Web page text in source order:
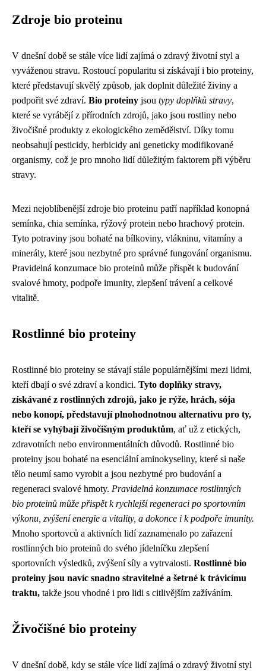
Zdroje bio proteinu
V dnešní době se stále více lidí zajímá o zdravý životní styl a
vyváženou stravu. Rostoucí popularitu si získávají i bio proteiny,
které představují skvělý způsob, jak doplnit důležité živiny a
podpořit své zdraví. Bio proteiny jsou typy doplňků stravy,
které se vyrábějí z přírodních zdrojů, jako jsou rostliny nebo
živočišné produkty z ekologického zemědělství. Díky tomu
neobsahují pesticidy, herbicidy ani geneticky modifikované
organismy, což je pro mnoho lidí důležitým faktorem při výběru
stravy.
Mezi nejoblíbenější zdroje bio proteinu patří například konopná
semínka, chia semínka, rýžový protein nebo hrachový protein.
Tyto potraviny jsou bohaté na bílkoviny, vlákninu, vitamíny a
minerály, které jsou nezbytné pro správné fungování organismu.
Pravidelná konzumace bio proteinů může přispět k budování
svalové hmoty, podpoře imunity, zlepšení trávení a celkové
vitalitě.
Rostlinné bio proteiny
Rostlinné bio proteiny se stávají stále populárnějšími mezi lidmi,
kteří dbají o své zdraví a kondici. Tyto doplňky stravy,
získávané z rostlinných zdrojů, jako je rýže, hrách, sója
nebo konopí, představují plnohodnotnou alternativu pro ty,
kteří se vyhýbají živočišným produktům, ať už z etických,
zdravotních nebo environmentálních důvodů. Rostlinné bio
proteiny jsou bohaté na esenciální aminokyseliny, které si naše
tělo neumí samo vyrobit a jsou nezbytné pro budování a
regeneraci svalové hmoty. Pravidelná konzumace rostlinných
bio proteinů může přispět k rychlejší regeneraci po sportovním
výkonu, zvýšení energie a vitality, a dokonce i k podpoře imunity.
Mnoho sportovců a aktivních lidí zaznamenalo po zařazení
rostlinných bio proteinů do svého jídelníčku zlepšení
sportovních výsledků, zvýšení síly a vytrvalosti. Rostlinné bio
proteiny jsou navíc snadno stravitelné a šetrné k trávicímu
traktu, takže jsou vhodné i pro lidi s citlivějším zažíváním.
Živočišné bio proteiny
V dnešní době, kdy se stále více lidí zajímá o zdravý životní styl